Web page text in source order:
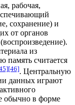
рабочая,
сохранение) и
от органов
из
память считается
[46]. Центральную
данных играют
обычно в форме